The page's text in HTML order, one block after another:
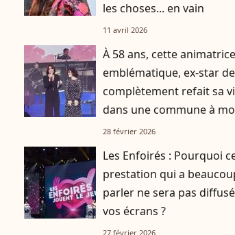
les choses... en vain
11 avril 2026
À 58 ans, cette animatrice
emblématique, ex-star de
complètement refait sa
dans une commune à
deux heures d’avion de
28 février 2026
Les Enfoirés : Pourquoi
prestation qui a
parler ne sera pas
vos écrans ?
27 février 2026